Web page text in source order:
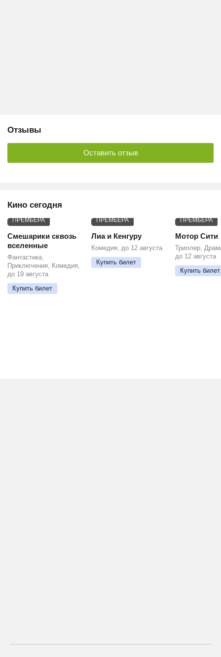
Отзывы
Оставить отзыв
Кино сегодня
ПРЕМЬЕРА
Смешарики сквозь
вселенные
Фантастика,
Приключения, Комедия,
до 19 августа
Купить билет
ПРЕМЬЕРА
Лиа и Кенгуру
Комедия, до 12 августа
Купить билет
ПРЕМЬЕРА
Мотор Сити
Триллер,
до 12 августа
Купить билет